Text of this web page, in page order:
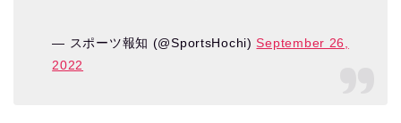
— スポーツ報知 (@SportsHochi)September 26,
2022